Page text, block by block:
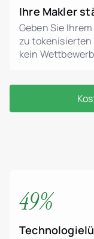
Ihre Makler
Geben Sie
zu
kein
49%